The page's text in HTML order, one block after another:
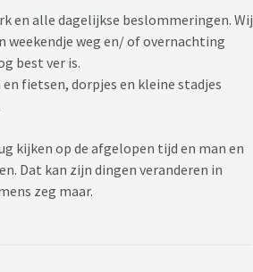
en alle dagelijkse beslommeringen. Wij
weekendje weg en/ of overnachting
best ver is.
fietsen, dorpjes en kleine stadjes
kijken op de afgelopen tijd en man en
Dat kan zijn dingen veranderen in
zeg maar.